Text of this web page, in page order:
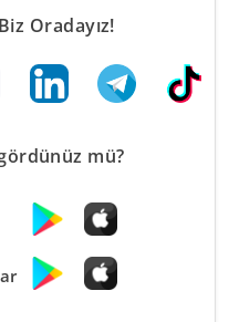
Oradayız!
mü?